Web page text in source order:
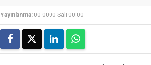
Yayınlanma: 00 0000 Salı 00:00